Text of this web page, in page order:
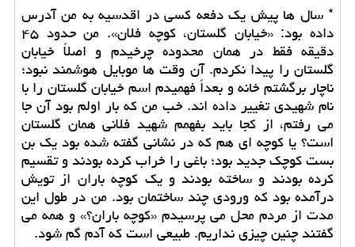
* سال ها پیش یک دفعه کسی در اقدسیه به من آدرس
داده بود: «خیابان گلستان، کوچه فلان». من حدود ۴۵
دقیقه فقط در همان محدوده چرخیدم و اصلاً خیابان
گلستان را پیدا نکردم. آن وقت ها موبایل هوشمند نبود؛
ناچار برگشتم خانه و بعداً فهمیدم اسم خیابان گلستان را با
نام شهیدی تغییر داده اند. خب من که بار اولم بود آن جا
می رفتم، از کجا باید بفهمم شهید فلانی همان گلستان
است؟ یا کوچه ای هم که در نشانی گفته شده بود یک بن
بست کوچک جدید بود؛ باغی را خراب کرده بودند و تقسیم
کرده بودند و ساخته بودند و یک کوچه باران از تویش
درآمده بود که ورودی چند ساختمان بود. من در طول این
مدت از مردم محل می پرسیدم «کوچه باران؟» و همه می
گفتند چنین چیزی نداریم. طبیعی است که آدم گم شود.